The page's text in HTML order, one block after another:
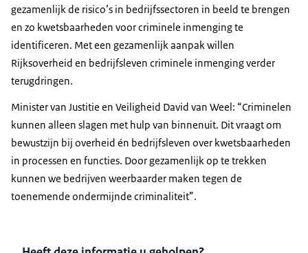
gezamenlijk de risico’s in bedrijfssectoren in beeld te brengen
en zo kwetsbaarheden voor criminele inmenging te
identificeren. Met een gezamenlijk aanpak willen
Rijksoverheid en bedrijfsleven criminele inmenging verder
terugdringen.
Minister van Justitie en Veiligheid David van Weel: “Criminelen
kunnen alleen slagen met hulp van binnenuit. Dit vraagt om
bewustzijn bij overheid én bedrijfsleven over kwetsbaarheden
in processen en functies. Door gezamenlijk op te trekken
kunnen we bedrijven weerbaarder maken tegen de
toenemende ondermijnde criminaliteit”.